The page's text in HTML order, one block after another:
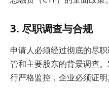
3. 尽职调查与合规
申请人必须经过彻底的尽
管和主要股东的背景调查
行严格监控，企业必须证明